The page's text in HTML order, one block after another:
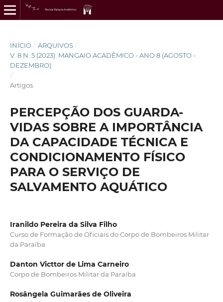
INÍCIO / ARQUIVOS /
V. 8 N. 5 (2023): MANGAIO ACADÊMICO - ANO 8 (AGOSTO -
DEZEMBRO)
/
Artigos
PERCEPÇÃO DOS GUARDA-
VIDAS SOBRE A IMPORTÂNCIA
DA CAPACIDADE TÉCNICA E
CONDICIONAMENTO FÍSICO
PARA O SERVIÇO DE
SALVAMENTO AQUÁTICO
Iranildo Pereira da Silva Filho
Curso de Formação de Oficiais do Corpo de Bombeiros Militar
da Paraíba
Danton Victtor de Lima Carneiro
Corpo de Bombeiros Militar da Paraíba
Rosângela Guimarães de Oliveira